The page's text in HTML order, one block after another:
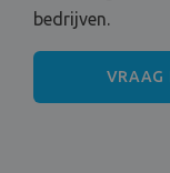
bedrijven.
VRAAG